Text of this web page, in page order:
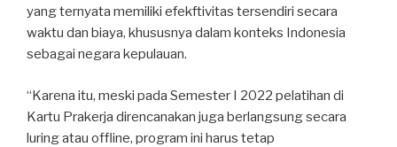
yang ternyata memiliki efekftivitas tersendiri secara
waktu dan biaya, khususnya dalam konteks Indonesia
sebagai negara kepulauan.
“Karena itu, meski pada Semester I 2022 pelatihan di
Kartu Prakerja direncanakan juga berlangsung secara
luring atau offline, program ini harus tetap